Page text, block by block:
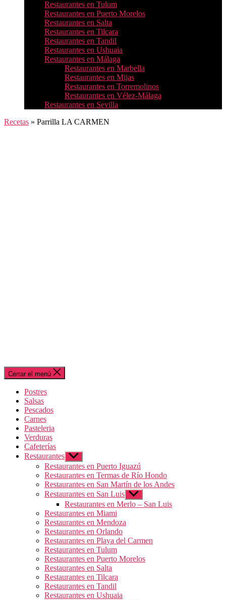
Restaurantes en Tulum
Restaurantes en Puerto Morelos
Restaurantes en Salta
Restaurantes en Tilcara
Restaurantes en Tandil
Restaurantes en Ushuaia
Restaurantes en Málaga
Restaurantes en Marbella
Restaurantes en Mijas
Restaurantes en Torremolinos
Restaurantes en Vélez-Málaga
Restaurantes en Sevilla
Recetas » Parrilla LA CARMEN
Cerrar el menú
Postres
Salsas
Pescados
Carnes
Pasteleria
Verduras
Cafeterías
Restaurantes Mostrar
el
submenú
Restaurantes en Puerto Iguazú
Restaurantes en Termas de Río Hondo
Restaurantes en San Martín de los Andes
Restaurantes en San Luis Mostrar
el
submenú
Restaurantes en Merlo – San Luis
Restaurantes en Miami
Restaurantes en Mendoza
Restaurantes en Orlando
Restaurantes en Playa del Carmen
Restaurantes en Tulum
Restaurantes en Puerto Morelos
Restaurantes en Salta
Restaurantes en Tilcara
Restaurantes en Tandil
Restaurantes en Ushuaia